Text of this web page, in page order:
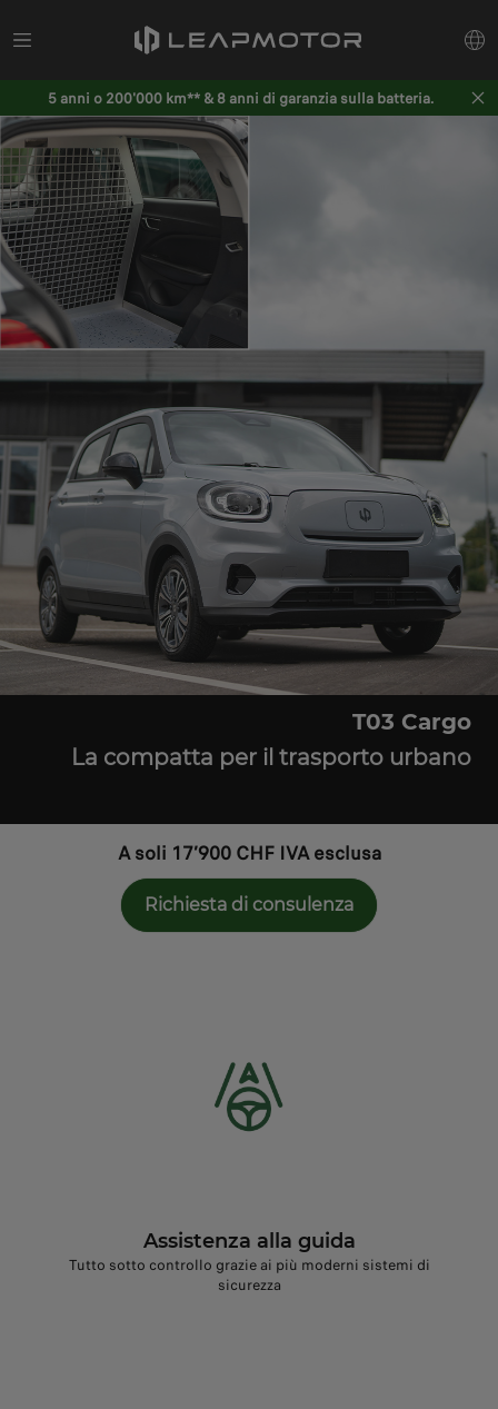
5 anni o 200'000 km** & 8 anni di garanzia sulla batteria.
T03 Cargo
La compatta per il trasporto urbano
A soli 17’900 CHF IVA esclusa
Richiesta di consulenza
Assistenza alla guida
Tutto sotto controllo grazie ai più moderni sistemi di
sicurezza